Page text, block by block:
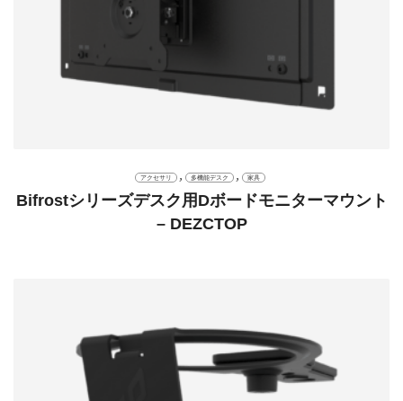
アクセサリ , 多機能デスク , 家具
Bifrostシリーズデスク用Dボードモニターマウント
– DEZCTOP